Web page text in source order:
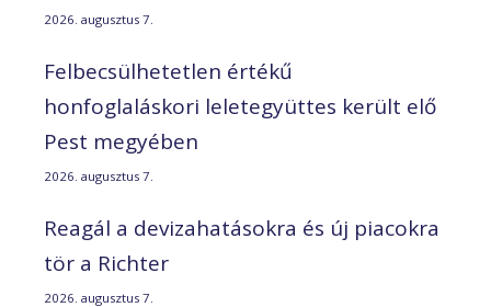
2026. augusztus 7.
Felbecsülhetetlen értékű
honfoglaláskori leletegyüttes került elő
Pest megyében
2026. augusztus 7.
Reagál a devizahatásokra és új piacokra
tör a Richter
2026. augusztus 7.